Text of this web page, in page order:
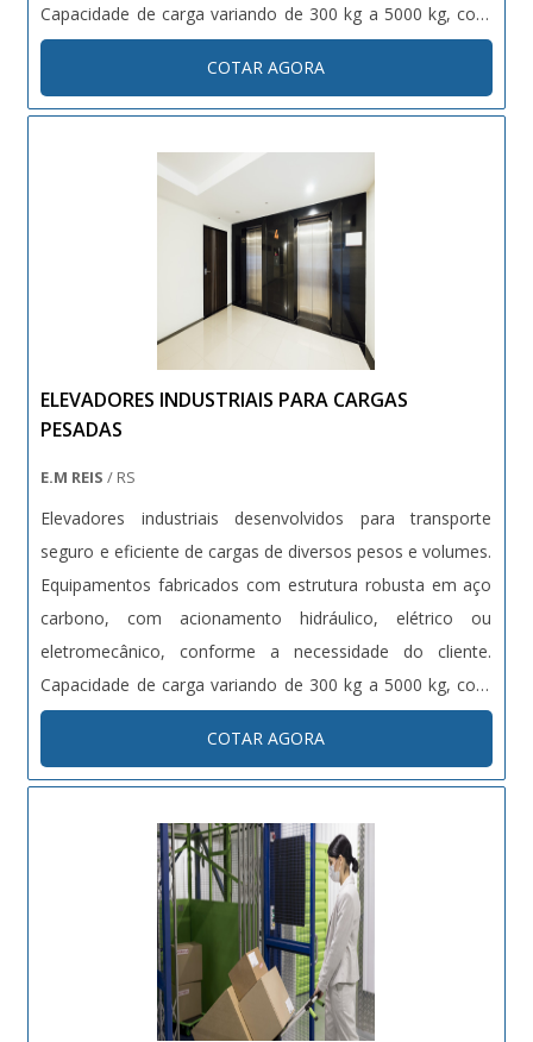
Capacidade de carga variando de 300 kg a 5000 kg, com
altura de elevação customizável. Dotados de sistemas de
segurança como sensores de carga, travas automáticas e
proteções contra quedas. Projetos sob medida conforme
normas técnicas vigentes (NR12, NBRs específicas).
COTAR AGORA
ELEVADORES INDUSTRIAIS PARA CARGAS
PESADAS
E.M REIS / RS
Elevadores industriais desenvolvidos para transporte
seguro e eficiente de cargas de diversos pesos e volumes.
Equipamentos fabricados com estrutura robusta em aço
carbono, com acionamento hidráulico, elétrico ou
eletromecânico, conforme a necessidade do cliente.
Capacidade de carga variando de 300 kg a 5000 kg, com
altura de elevação customizável. Dotados de sistemas de
segurança como sensores de carga, travas automáticas e
proteções contra quedas. Projetos sob medida conforme
normas técnicas vigentes (NR12, NBRs específicas).
COTAR AGORA